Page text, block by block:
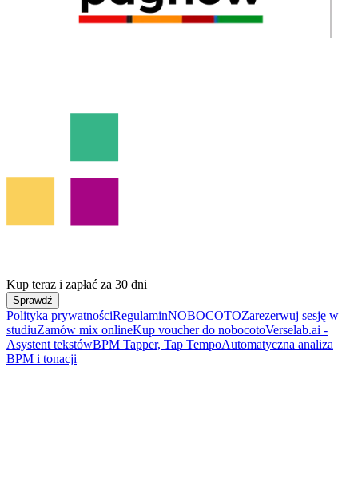
Kup teraz i zapłać za 30 dni
Sprawdź
Polityka prywatnościRegulaminNOBOCOTOZarezerwuj sesję w
studiuZamów mix onlineKup voucher do nobocotoVerselab.ai -
Asystent tekstówBPM Tapper, Tap TempoAutomatyczna analiza
BPM i tonacji